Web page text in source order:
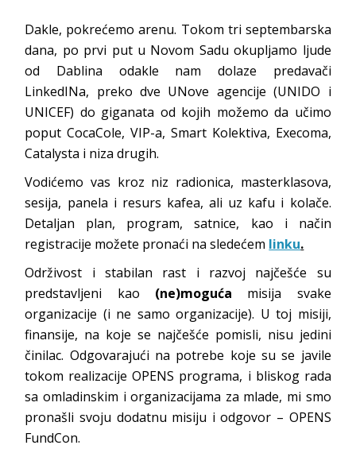
Dakle, pokrećemo arenu. Tokom tri septembarska
dana, po prvi put u Novom Sadu okupljamo ljude
od Dablina odakle nam dolaze predavači
LinkedINa, preko dve UNove agencije (UNIDO i
UNICEF) do giganata od kojih možemo da učimo
poput CocaCole, VIP-a, Smart Kolektiva, Execoma,
Catalysta i niza drugih.
Vodićemo vas kroz niz radionica, masterklasova,
sesija, panela i resurs kafea, ali uz kafu i kolače.
Detaljan plan, program, satnice, kao i način
registracije možete pronaći na sledećem linku.
Održivost i stabilan rast i razvoj najčešće su
predstavljeni kao (ne)moguća misija svake
organizacije (i ne samo organizacije). U toj misiji,
finansije, na koje se najčešće pomisli, nisu jedini
činilac. Odgovarajući na potrebe koje su se javile
tokom realizacije OPENS programa, i bliskog rada
sa omladinskim i organizacijama za mlade, mi smo
pronašli svoju dodatnu misiju i odgovor – OPENS
FundCon.